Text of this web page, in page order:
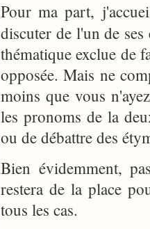
Pour ma part,
discuter de l'un de
thématique exclue de
opposée. Mais ne
moins que vous
les pronoms de la
ou de débattre des
Bien évidemment,
restera de la place
tous les cas.